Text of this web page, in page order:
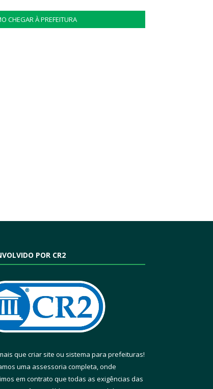
CHEGAR À PREFEITURA
POR CR2
que criar site ou sistema para prefeituras!
uma assessoria completa, onde
em contrato que todas as exigências das